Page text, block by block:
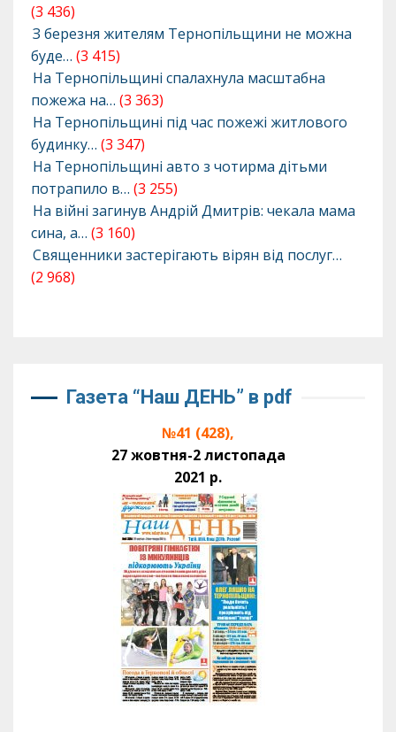
(3 436)
З березня жителям Тернопільщини не можна
буде… (3 415)
На Тернопільщині спалахнула масштабна
пожежа на… (3 363)
На Тернопільщині під час пожежі житлового
будинку… (3 347)
На Тернопільщині авто з чотирма дітьми
потрапило в… (3 255)
На війні загинув Андрій Дмитрів: чекала мама
сина, а… (3 160)
Священники застерігають вірян від послуг…
(2 968)
Газета “Наш ДЕНЬ” в pdf
№41 (428),
27 жовтня-2 листопада
2021 р.